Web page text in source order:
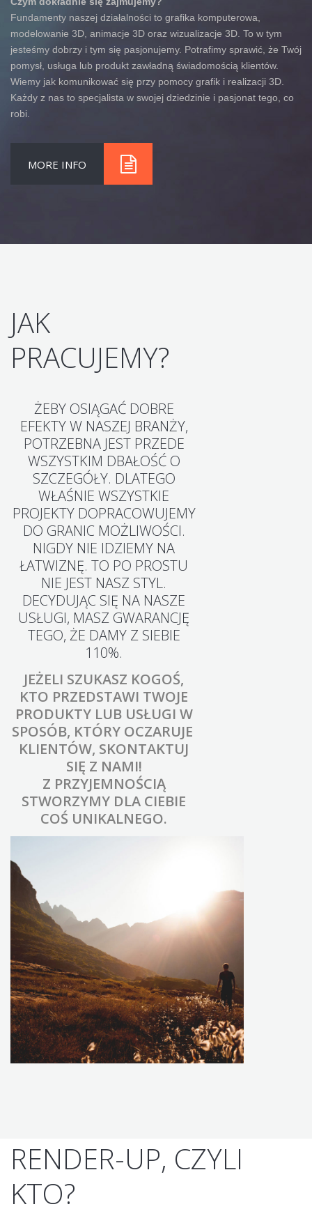
Fundamenty naszej działalności to grafika komputerowa,
modelowanie 3D, animacje 3D oraz wizualizacje 3D. To w tym
jesteśmy dobrzy i tym się pasjonujemy. Potrafimy sprawić, że Twój
pomysł, usługa lub produkt zawładną świadomością klientów.
Wiemy jak komunikować się przy pomocy grafik i realizacji 3D.
Każdy z nas to specjalista w swojej dziedzinie i pasjonat tego, co
robi.
MORE INFO
JAK
PRACUJEMY?
ŻEBY OSIĄGAĆ DOBRE
EFEKTY W NASZEJ BRANŻY,
POTRZEBNA JEST PRZEDE
WSZYSTKIM DBAŁOŚĆ O
SZCZEGÓŁY. DLATEGO
WŁAŚNIE WSZYSTKIE
PROJEKTY DOPRACOWUJEMY
DO GRANIC MOŻLIWOŚCI.
NIGDY NIE IDZIEMY NA
ŁATWIZNĘ. TO PO PROSTU
NIE JEST NASZ STYL.
DECYDUJĄC SIĘ NA NASZE
USŁUGI, MASZ GWARANCJĘ
TEGO, ŻE DAMY Z SIEBIE
110%.
JEŻELI SZUKASZ KOGOŚ,
KTO PRZEDSTAWI TWOJE
PRODUKTY LUB USŁUGI W
SPOSÓB, KTÓRY OCZARUJE
KLIENTÓW, SKONTAKTUJ
SIĘ Z NAMI!
Z PRZYJEMNOŚCIĄ
STWORZYMY DLA CIEBIE
COŚ UNIKALNEGO.
RENDER-UP, CZYLI
KTO?